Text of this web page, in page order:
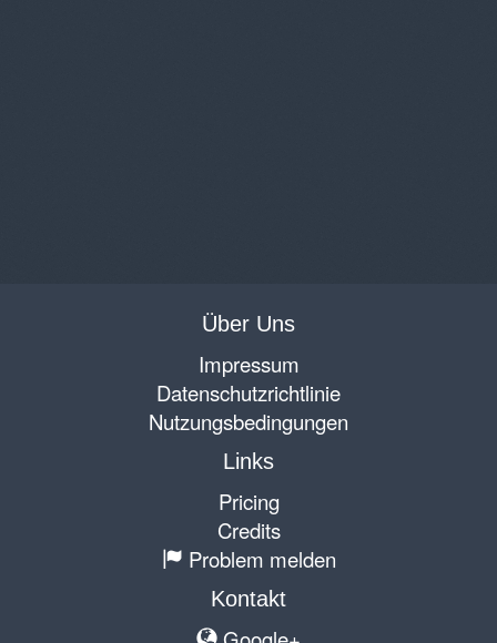
Über Uns
Impressum
Datenschutzrichtlinie
Nutzungsbedingungen
Links
Pricing
Credits
Problem melden
Kontakt